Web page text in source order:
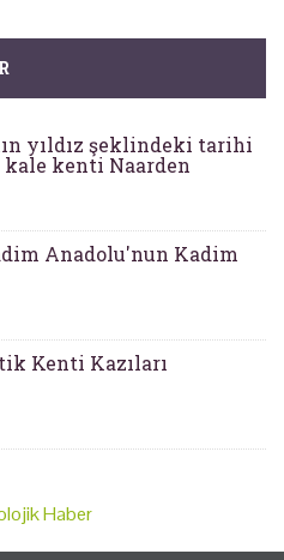
yıldız şeklindeki tarihi
kenti Naarden
Anadolu'nun Kadim
Kenti Kazıları